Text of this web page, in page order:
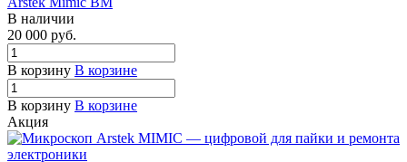
В наличии
20 000 руб.
В корзину В корзине
В корзину В корзине
Акция